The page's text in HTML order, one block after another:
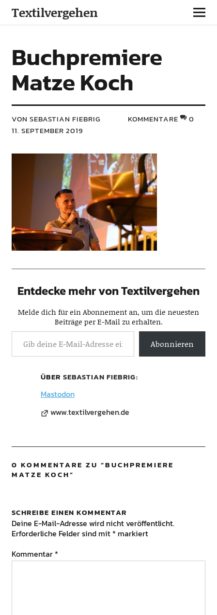
Textilvergehen
Buchpremiere
Matze Koch
VON SEBASTIAN FIEBRIG
11. SEPTEMBER 2019
KOMMENTARE 0
Entdecke mehr von Textilvergehen
Melde dich für ein Abonnement an, um die neuesten
Beiträge per E-Mail zu erhalten.
Abonnieren
ÜBER SEBASTIAN FIEBRIG
Mastodon
www.textilvergehen.de
0 KOMMENTARE ZU “BUCHPREMIERE
MATZE KOCH”
SCHREIBE EINEN KOMMENTAR
Deine E-Mail-Adresse wird nicht veröffentlicht.
Erforderliche Felder sind mit * markiert
Kommentar *